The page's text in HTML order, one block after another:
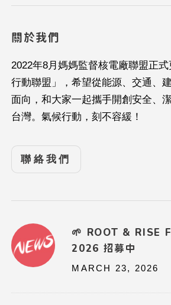
關於我們
2022年8月媽媽監督核電廠聯盟正
行動聯盟」，希望從能源、交通、
面向，和大家一起攜手開創安全、
台灣。氣候行動，刻不容緩！
聯絡我們
🌱 ROOT & RISE
2026 招募中
MARCH 23, 2026